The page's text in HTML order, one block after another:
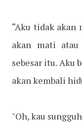
“Aku tidak akan
akan mati atau
sebesar itu. Aku
akan kembali
"Oh, kau